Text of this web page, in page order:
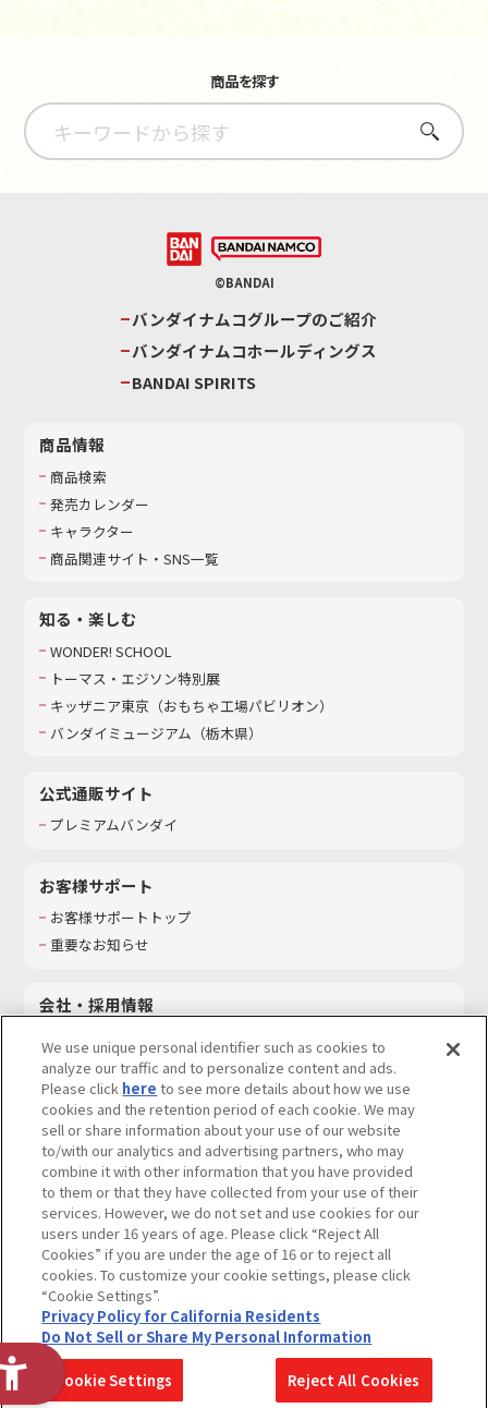
商品を探す
さがす
©BANDAI
バンダイナムコグループのご紹介
バンダイナムコホールディングス
BANDAI SPIRITS
商品情報
商品検索
発売カレンダー
キャラクター
商品関連サイト・SNS一覧
知る・楽しむ
WONDER! SCHOOL
トーマス・エジソン特別展
キッザニア東京（おもちゃ工場パビリオン）​
バンダイミュージアム（栃木県）
公式通販サイト
プレミアムバンダイ
お客様サポート
お客様サポートトップ
重要なお知らせ
会社・採用情報
採用情報
サステナビリティ
お問い合わせ
ウェブサイトご利用条件 ソーシャルメディアポリシー
個人情報及び特定個人情報等の取り扱いに関する保護方針
Do Not Sell or Share My Personal Information著作権・商標について
カスタマーハラスメントに対する基本的な対応方針
コピーライト一覧を表示する
We use unique personal identifier such as cookies to
analyze our traffic and to personalize content and ads.
Please click here to see more details about how we use
cookies and the retention period of each cookie. We may
sell or share information about your use of our website
to/with our analytics and advertising partners, who may
combine it with other information that you have provided
to them or that they have collected from your use of their
services. However, we do not set and use cookies for our
users under 16 years of age. Please click “Reject All
Cookies” if you are under the age of 16 or to reject all
cookies. To customize your cookie settings, please click
“Cookie Settings”.
Privacy Policy for California Residents
Do Not Sell or Share My Personal Information
Cookie Settings Reject All Cookies